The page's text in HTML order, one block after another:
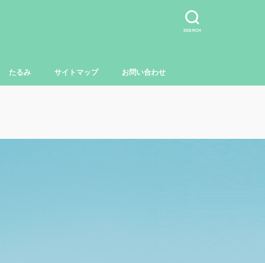
SEARCH
たるみ サイトマップ お問い合わせ